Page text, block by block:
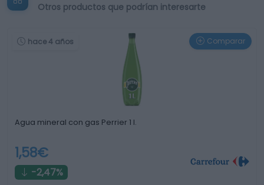
Otros productos que podrían interesarte
hace 4 años Comparar
Agua mineral con gas Perrier 1 l.
1,58€
-2,47%